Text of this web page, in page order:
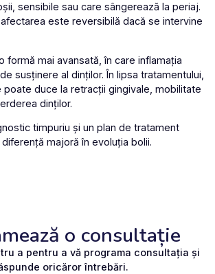
sensibile sau care sângerează la periaj.
este reversibilă dacă se intervine
formă mai avansată, în care inflamația
susținere al dinților. În lipsa tratamentului,
poate duce la retracții gingivale, mobilitate
dinților.
timpuriu și un plan de tratament
majoră în evoluția bolii.
o consultație
a pentru a vă programa consultația și
oricăror întrebări.